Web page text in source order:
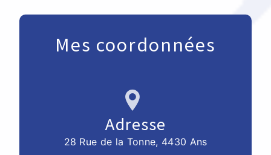
Mes coordonnées
Adresse
28 Rue de la Tonne, 4430 Ans